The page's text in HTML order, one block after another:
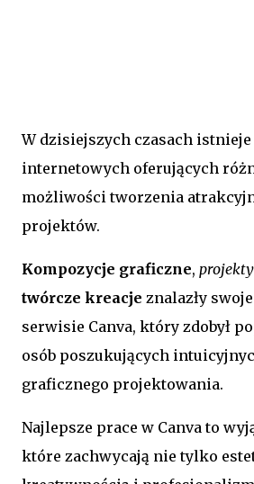
W dzisiejszych czasach
internetowych oferujących
możliwości tworzenia
projektów.
Kompozycje graficzne,
twórcze kreacje znalazły
serwisie Canva, który zdobył
osób poszukujących
graficznego projektowania.
Najlepsze prace w Canva to
które zachwycają nie tylko